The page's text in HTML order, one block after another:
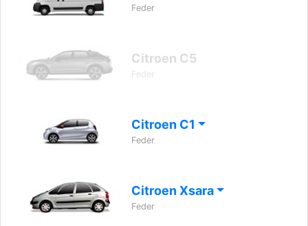
Feder
Citroen C5
Feder
Citroen C1
Feder
Citroen Xsara
Feder